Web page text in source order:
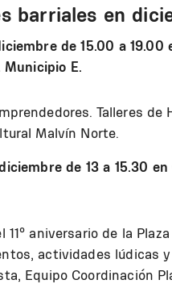
barriales en
de 15.00 a
Municipio E.
Talleres
Malvín Norte.
de 13 a 15.30
11º aniversario de la
actividades lúdicas
Equipo Coordinación